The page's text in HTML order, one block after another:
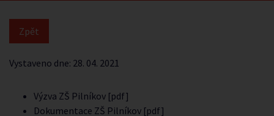
Vystaveno dne: 28. 04. 2021
Výzva ZŠ Pilníkov [pdf]
Dokumentace ZŠ Pilníkov [pdf]